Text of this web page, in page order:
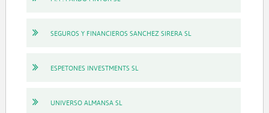
SEGUROS Y FINANCIEROS SANCHEZ SIRERA SL
ESPETONES INVESTMENTS SL
UNIVERSO ALMANSA SL